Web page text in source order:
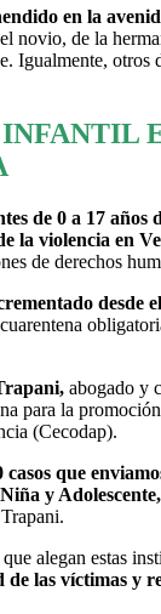
en la
novio, de la
Igualmente, otros
de 0 a 17 años
la violencia en
de derechos
desde
abogado y
para la
(Cecodap).
que
y
alegan estas
de las víctimas y